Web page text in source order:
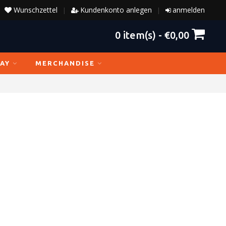
anmelden
|
Kundenkonto anlegen
|
Wunschzettel
0 item(s) - €0,00
MERCHANDISE